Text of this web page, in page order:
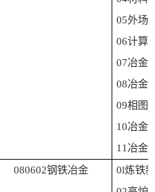
05外场
06计算
07冶金
08冶金
09相图
10冶金
1 1 冶金
080602钢铁冶金 0l炼铁